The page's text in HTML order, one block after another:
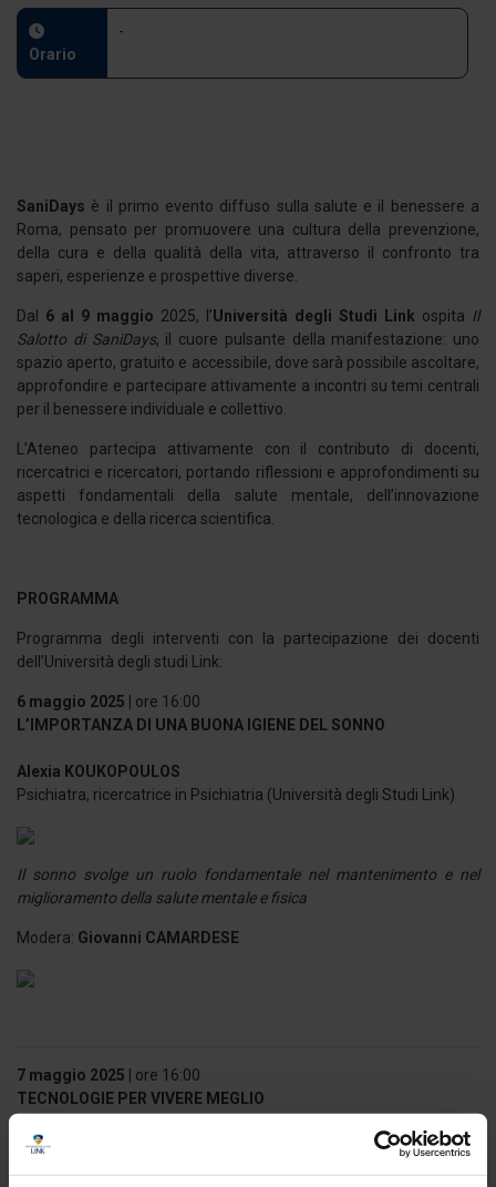
Orario
-
SaniDays è il primo evento diffuso sulla salute e il benessere a
Roma, pensato per promuovere una cultura della prevenzione,
della cura e della qualità della vita, attraverso il confronto tra
saperi, esperienze e prospettive diverse.
Dal 6 al 9 maggio 2025, l’Università degli Studi Link ospita Il
Salotto di SaniDays, il cuore pulsante della manifestazione: uno
spazio aperto, gratuito e accessibile, dove sarà possibile ascoltare,
approfondire e partecipare attivamente a incontri su temi centrali
per il benessere individuale e collettivo.
L’Ateneo partecipa attivamente con il contributo di docenti,
ricercatrici e ricercatori, portando riflessioni e approfondimenti su
aspetti fondamentali della salute mentale, dell’innovazione
tecnologica e della ricerca scientifica.
PROGRAMMA
Programma degli interventi con la partecipazione dei docenti
dell’Università degli studi Link:
6 maggio 2025 | ore 16:00
L’IMPORTANZA DI UNA BUONA IGIENE DEL SONNO
Alexia KOUKOPOULOS
Psichiatra, ricercatrice in Psichiatria (Università degli Studi Link)
Il sonno svolge un ruolo fondamentale nel mantenimento e nel
miglioramento della salute mentale e fisica
Modera: Giovanni CAMARDESE
7 maggio 2025
ore 16:00
TECNOLOGIE PER VIVERE MEGLIO
Federica TAMBURELLA